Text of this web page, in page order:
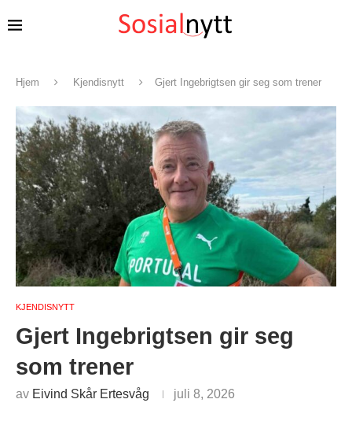
Hjem Kjendisnytt Gjert Ingebrigtsen gir seg som trener
KJENDISNYTT
Gjert Ingebrigtsen gir seg
som trener
av Eivind Skår Ertesvåg juli 8, 2026